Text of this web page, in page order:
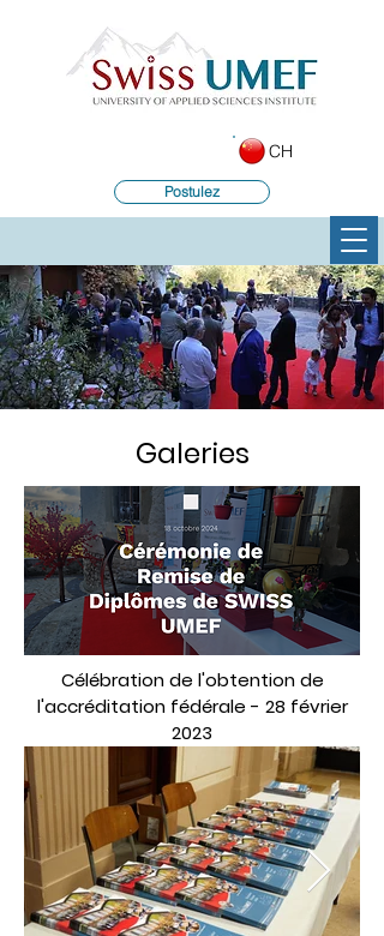
Postulez
CH
Galeries
Célébration de l'obtention de
l'accréditation fédérale - 28 février
2023